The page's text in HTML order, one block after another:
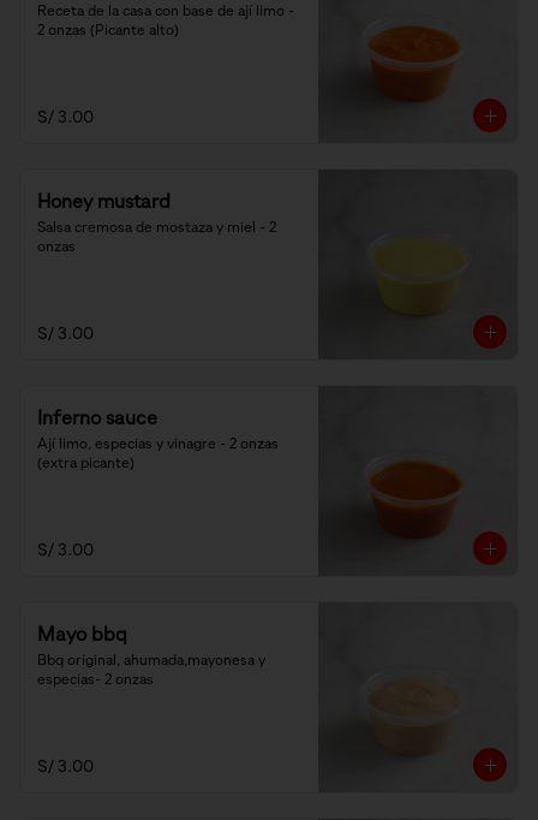
Receta de la casa con base de ají limo -
2 onzas (Picante alto)
S/ 3.00
Honey mustard
Salsa cremosa de mostaza y miel - 2
onzas
S/ 3.00
Inferno sauce
Ají limo, especias y vinagre - 2 onzas
(extra picante)
S/ 3.00
Mayo bbq
Bbq original, ahumada,mayonesa y
especias- 2 onzas
S/ 3.00